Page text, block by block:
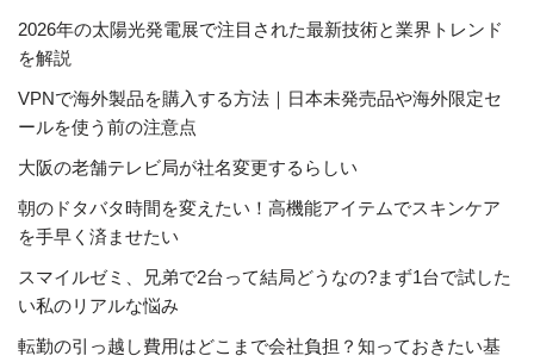
2026年の太陽光発電展で注目された最新技術と業界トレンド
を解説
VPNで海外製品を購入する方法｜日本未発売品や海外限定セ
ールを使う前の注意点
大阪の老舗テレビ局が社名変更するらしい
朝のドタバタ時間を変えたい！高機能アイテムでスキンケア
を手早く済ませたい
スマイルゼミ、兄弟で2台って結局どうなの?まず1台で試した
い私のリアルな悩み
転勤の引っ越し費用はどこまで会社負担？知っておきたい基